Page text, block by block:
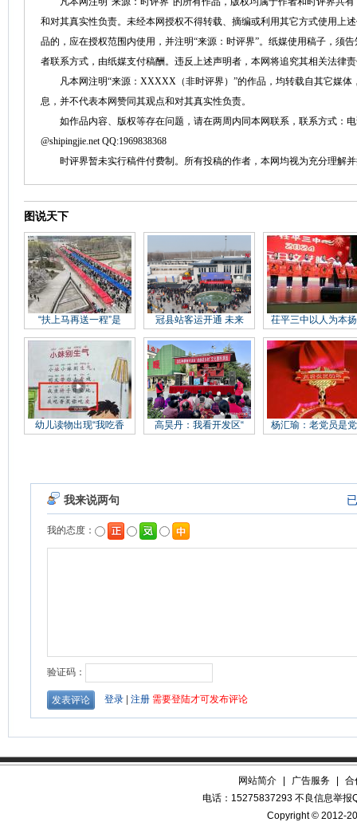
和对其真实性负责。未经本网授权不得转载、摘编或利用其它方式使用上
品的，应在授权范围内使用，并注明“来源：时评界”。纸媒使用稿子，须
者联系方式，由纸媒支付稿酬。违反上述声明者，本网将追究其相关法律
凡本网注明“来源：XXXXX（非时评界）”的作品，均转载自其它媒体
息，并不代表本网赞同其观点和对其真实性负责。
如作品内容、版权等存在问题，请在两周内同本网联系，联系方式：电
@shipingjie.net QQ:1969838368
时评界暂未实行稿件付费制。所有投稿的作者，本网均视为充分理解并
图说天下
“扶上马再送一程”是 冠县站客运开通 未来 茌平三中以人为本
幼儿读物出现“我吃香 高昊丹：我看开发区“ 杨汇瑜：老党员是
网站简介 广告服务
合
电话：15275837293 不良信息举
Copyright © 2012-